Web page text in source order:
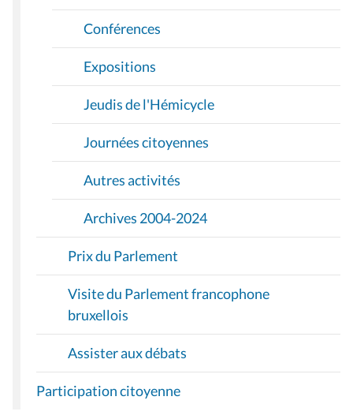
Conférences
Expositions
Jeudis de l'Hémicycle
Journées citoyennes
Autres activités
Archives 2004-2024
Prix du Parlement
Visite du Parlement francophone
bruxellois
Assister aux débats
Participation citoyenne